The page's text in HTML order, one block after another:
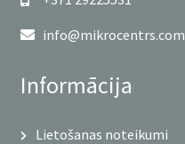
info@mikrocentrs.com
Informācija
Lietošanas noteikumi